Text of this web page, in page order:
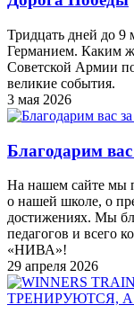
Тридцать дней до
Германием. Каким
Советской Армии
великие события.
3 мая 2026
Благодарим
На нашем сайте мы
о нашей школе, о
достижениях. Мы
педагогов и всего
«НИВА»!
29 апреля 2026